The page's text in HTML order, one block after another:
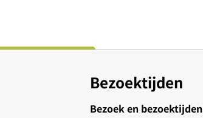
Bezoektijden
Bezoek en bezoektijden